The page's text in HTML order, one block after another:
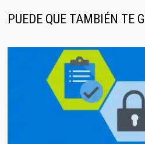
PUEDE QUE TAMBIÉN TE